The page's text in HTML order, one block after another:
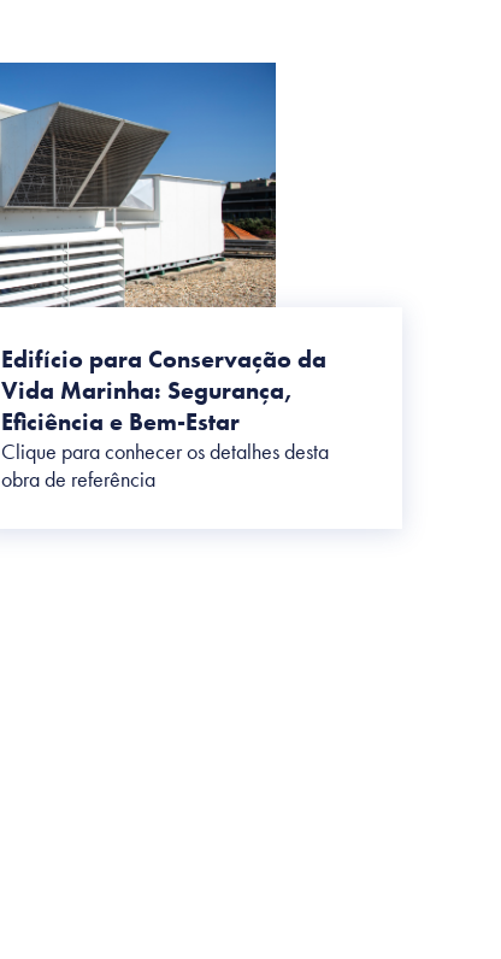
Edifício para Conservação da
Vida Marinha: Segurança,
Eficiência e Bem-Estar
Clique para conhecer os detalhes desta
obra de referência